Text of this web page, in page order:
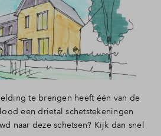
te brengen heeft één van de
een drietal schetstekeningen
naar deze schetsen? Kijk dan snel